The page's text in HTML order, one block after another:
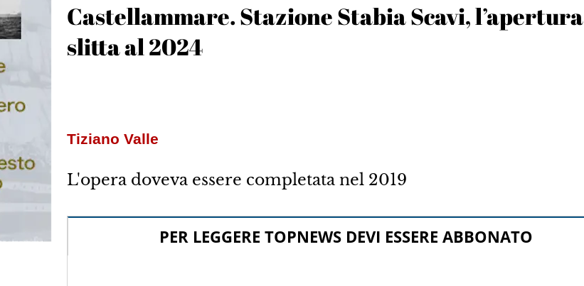
Castellammare. Stazione Stabia Scavi, l’apertura
slitta al 2024
Tiziano Valle
L'opera doveva essere completata nel 2019
PER LEGGERE TOPNEWS DEVI ESSERE ABBONATO